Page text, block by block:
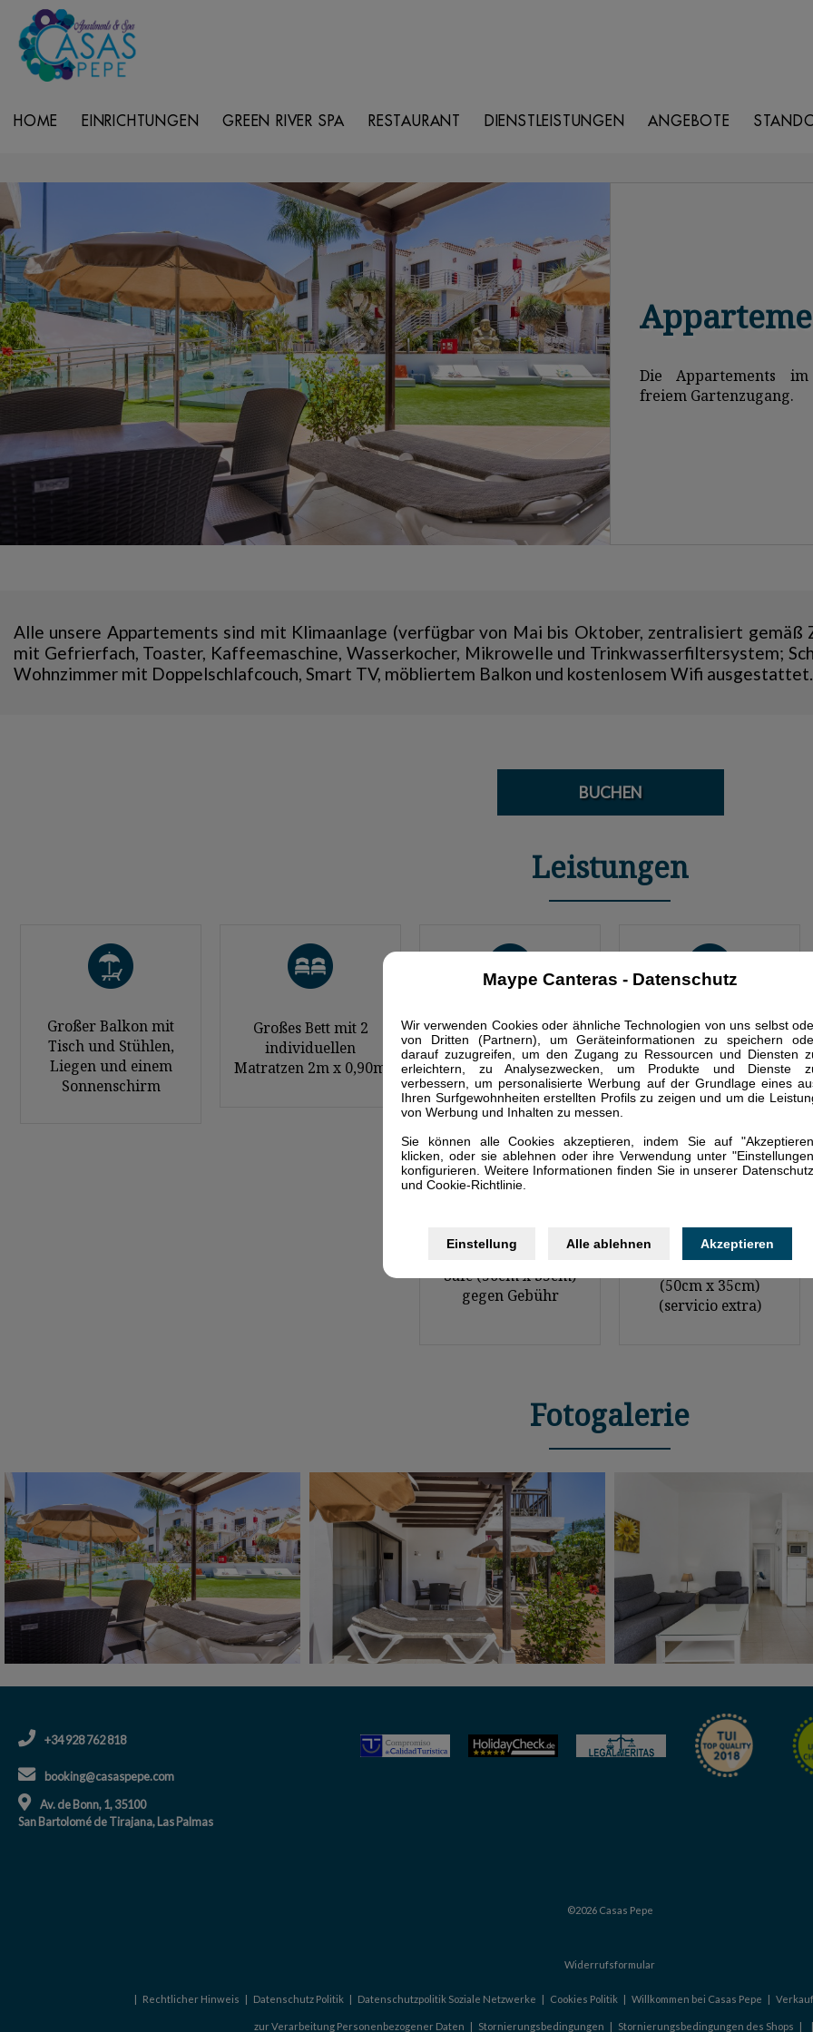
Maype Canteras - Datenschutz
Wir verwenden Cookies oder ähnliche Technologien von uns selbst
von Dritten (Partnern), um Geräteinformationen zu speichern
darauf zuzugreifen, um den Zugang zu Ressourcen und Diensten
erleichtern, zu Analysezwecken, um Produkte und Dienste
verbessern, um personalisierte Werbung auf der Grundlage eines
Ihren Surfgewohnheiten erstellten Profils zu zeigen und um die
von Werbung und Inhalten zu messen.
Sie können alle Cookies akzeptieren, indem Sie auf
klicken, oder sie ablehnen oder ihre Verwendung unter
konfigurieren. Weitere Informationen finden Sie in unserer
und Cookie-Richtlinie.
Einstellung Alle ablehnen Akzeptieren
HOME EINRICHTUNGEN GREEN RIVER SPA RESTAURANT DIENSTLEISTUNGEN ANGEBOTE
Die Appartements
freiem Gartenzugang.
Alle unsere Appartements sind mit Klimaanlage (verfügbar von Mai bis Oktober, zentralisiert gemäß
mit Gefrierfach, Toaster, Kaffeemaschine, Wasserkocher, Mikrowelle und Trinkwasserfiltersystem;
Wohnzimmer mit Doppelschlafcouch, Smart TV, möbliertem Balkon und kostenlosem Wifi ausgestattet.
BUCHEN
Leistungen
Großer Balkon mit
Tisch und Stühlen,
Liegen und einem
Sonnenschirm
Großes Bett mit 2
individuellen
Matratzen 2m x 0,90m
Wohnbereich mit
Sofabett (je 2 Plätze)
(ausziehbar in ein
1,90x1,60m) und ein
Sessel
Klimaanlage - Unter
Anfrage
Safe (50cm x 35cm)
gegen Gebühr
Caja de seguridad
(50cm x 35cm)
(servicio extra)
Fotogalerie
+34 928 762 818
booking@casaspepe.com
Av. de Bonn, 1, 35100
San Bartolomé de Tirajana, Las Palmas
©2026 Casas Pepe
Widerrufsformular
Rechtlicher Hinweis Datenschutz Politik Datenschutzpolitik Soziale Netzwerke Cookies Politik Willkommen bei Casas Pepe
zur Verarbeitung Personenbezogener Daten Stornierungsbedingungen Stornierungsbedingungen des Shops